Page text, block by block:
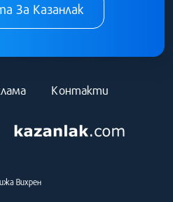
За Казанлак
Контакти
Вихрен